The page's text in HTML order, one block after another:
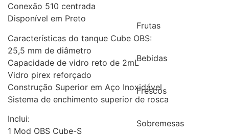
Frutas
Bebidas
Frescos
Sobremesas
Conexão 510 centrada
Disponível em Preto
Características do tanque Cube OBS:
25,5 mm de diâmetro
Capacidade de vidro reto de 2mL
Vidro pirex reforçado
Construção Superior em Aço Inoxidável
Sistema de enchimento superior de rosca
Inclui:
1 Mod OBS Cube-S